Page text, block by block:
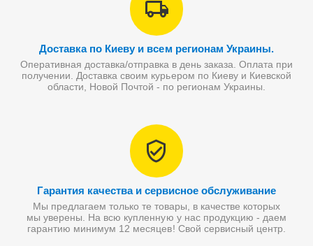
Доставка по Киеву и всем регионам Украины.
Оперативная доставка/отправка в день заказа. Оплата при
получении. Доставка своим курьером по Киеву и Киевской
области, Новой Почтой - по регионам Украины.
Гарантия качества и сервисное обслуживание
Мы предлагаем только те товары, в качестве которых
мы уверены. На всю купленную у нас продукцию - даем
гарантию минимум 12 месяцев! Свой сервисный центр.